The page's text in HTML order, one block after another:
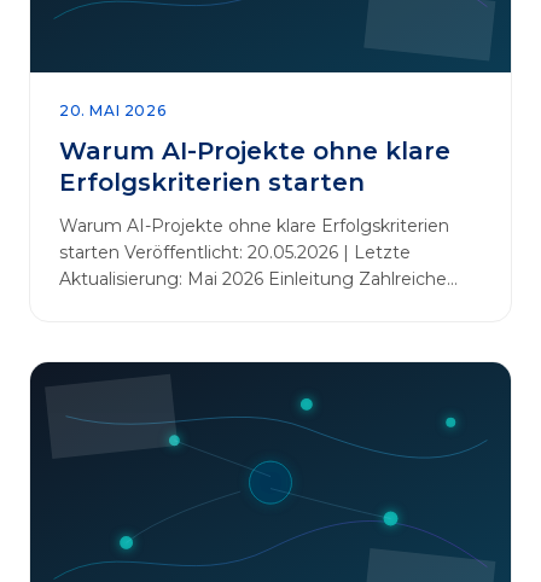
20. MAI 2026
Warum AI-Projekte ohne klare
Erfolgskriterien starten
Warum AI-Projekte ohne klare Erfolgskriterien
starten Veröffentlicht: 20.05.2026 | Letzte
Aktualisierung: Mai 2026 Einleitung Zahlreiche
automatisieren oder sich Wettbewerbsvorteile zu
verschaffen. Oftmals liegt der Fokus dabei auf
praxisnahem Handeln: Erfahrungen sammeln,
Prototypen entwickeln und interne Skepsis
abbauen. Der zentrale Begriff dieses Beitrags ist
„Erfolgskriterien für AI-Projekte“. In [&hellip;]